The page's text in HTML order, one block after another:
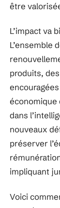
être
L’impact va
L’ensemble
produits,
économique
dans
nouveaux
préserver
impliquant
Voici